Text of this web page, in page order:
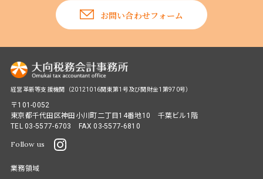
お問い合わせフォーム
経営革新等支援機関（20121016関東第1号及び関財金1第970号）
〒101-0052
東京都千代田区神田小川町二丁目14番地10 千葉ビル1階
TEL 03-5577-6703 FAX 03-5577-6810
Follow us
業務領域